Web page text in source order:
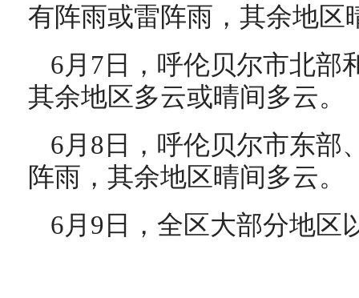
有阵雨或雷阵雨，其余地区
6月7日，呼伦贝尔市北部
其余地区多云或晴间多云。
6月8日，呼伦贝尔市东部
阵雨，其余地区晴间多云。
6月9日，全区大部分地区